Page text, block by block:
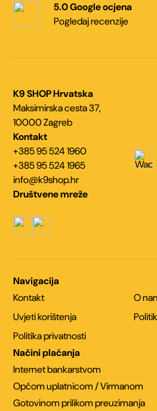
5.0 Google ocjena
Pogledaj recenzije
K9 SHOP Hrvatska
Maksimirska cesta 37,
10000 Zagreb
Kontakt
+385 95 524 1960
+385 95 524 1965
info@k9shop.hr
Navigacija
Kontakt
O
Uvjeti korištenja
Politika privatnosti
Načini plaćanja
Internet bankarstvom
Općom uplatnicom / Virmanom
Gotovinom prilikom preuzimanja
Društvene mreže